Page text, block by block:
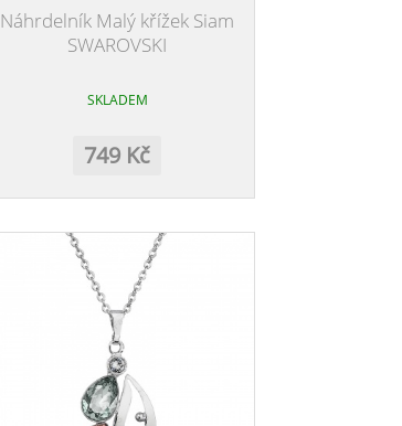
Náhrdelník Malý křížek Siam
SWAROVSKI
SKLADEM
749 Kč